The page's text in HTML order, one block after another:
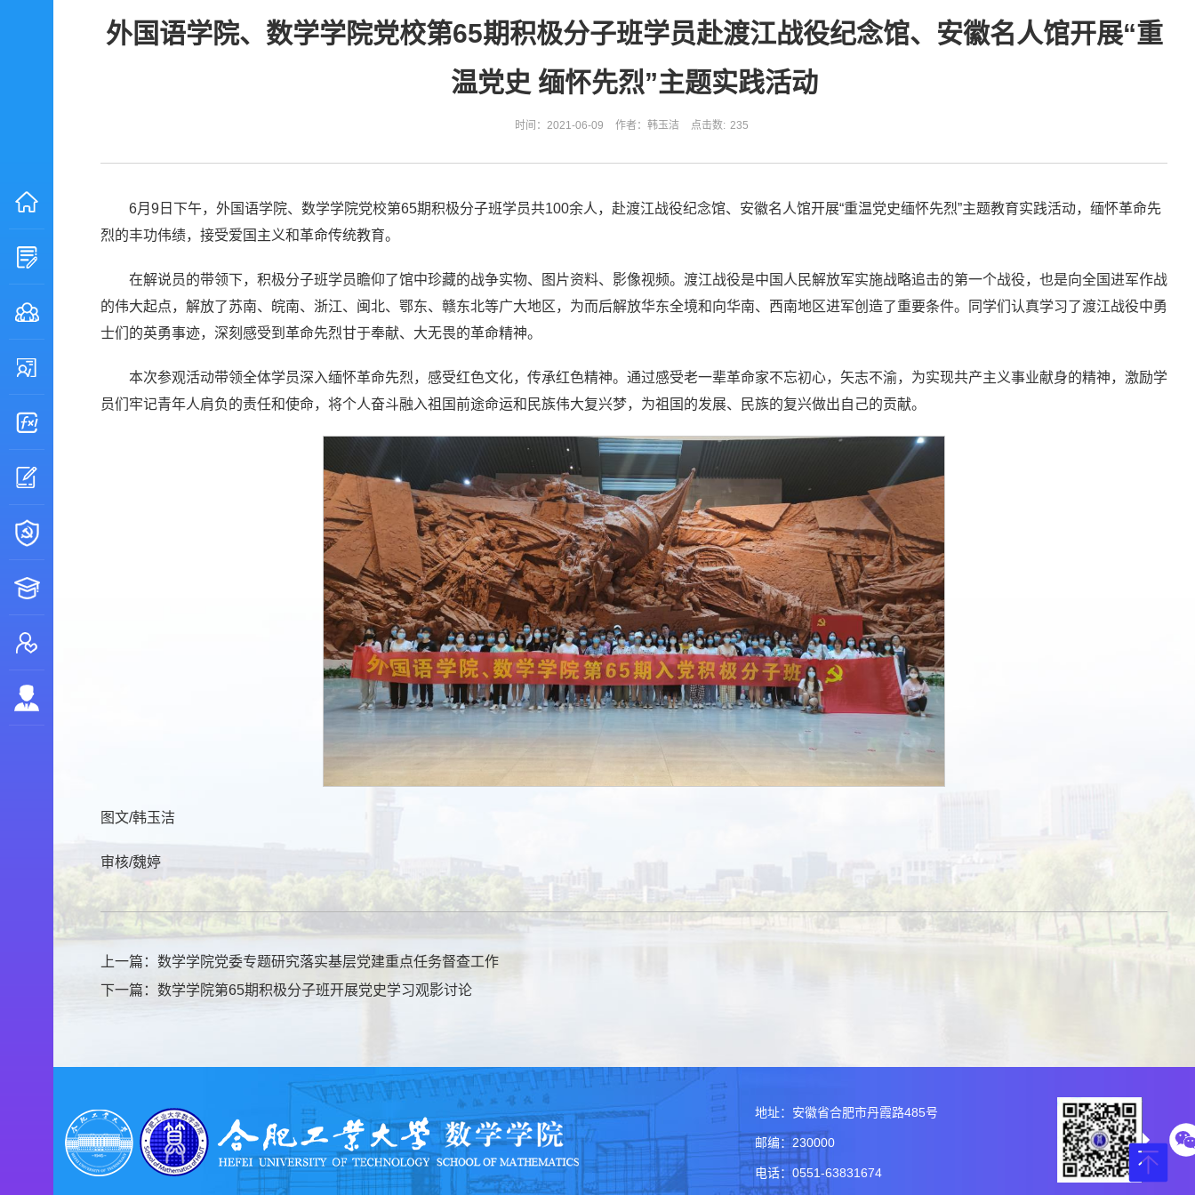
外国语学院、数学学院党校第65期积极分子班学员赴渡江战役纪念馆、安徽名人馆开展“重
温党史 缅怀先烈”主题实践活动
时间：2021-06-09 作者：韩玉洁 点击数: 235
6月9日下午，外国语学院、数学学院党校第65期积极分子班学员共100余人，赴渡江战役纪念馆、安徽名人馆开展“重温党史缅怀先烈”主题教育实践活动，缅怀革命先
烈的丰功伟绩，接受爱国主义和革命传统教育。
在解说员的带领下，积极分子班学员瞻仰了馆中珍藏的战争实物、图片资料、影像视频。渡江战役是中国人民解放军实施战略追击的第一个战役，也是向全国进军作战
的伟大起点，解放了苏南、皖南、浙江、闽北、鄂东、赣东北等广大地区，为而后解放华东全境和向华南、西南地区进军创造了重要条件。同学们认真学习了渡江战役中勇
士们的英勇事迹，深刻感受到革命先烈甘于奉献、大无畏的革命精神。
本次参观活动带领全体学员深入缅怀革命先烈，感受红色文化，传承红色精神。通过感受老一辈革命家不忘初心，矢志不渝，为实现共产主义事业献身的精神，激励学
员们牢记青年人肩负的责任和使命，将个人奋斗融入祖国前途命运和民族伟大复兴梦，为祖国的发展、民族的复兴做出自己的贡献。
图文/韩玉洁
审核/魏婷
上一篇： 数学学院党委专题研究落实基层党建重点任务督查工作
下一篇： 数学学院第65期积极分子班开展党史学习观影讨论
地址：安徽省合肥市丹霞路485号
邮编：230000
电话：0551-63831674